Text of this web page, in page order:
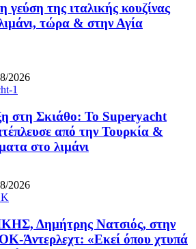
της ιταλικής κουζίνας
τώρα & στην Αγία
2026
στη Σκιάθο: Το Superyacht
από την Τουρκία &
στο λιμάνι
2026
Δημήτρης Νατσιός, στην
Άντερλεχτ: «Εκεί όπου χτυπά